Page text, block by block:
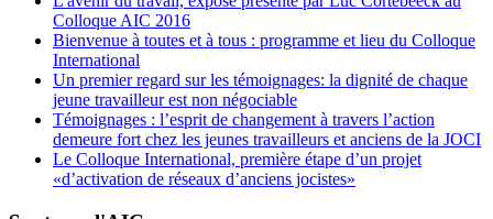
Colloque AIC 2016
Bienvenue à toutes et à tous : programme et lieu du Colloque
International
Un premier regard sur les témoignages: la dignité de chaque
jeune travailleur est non négociable
Témoignages : l’esprit de changement à travers l’action
demeure fort chez les jeunes travailleurs et anciens de la JOCI
Le Colloque International, première étape d’un projet
«d’activation de réseaux d’anciens jocistes»